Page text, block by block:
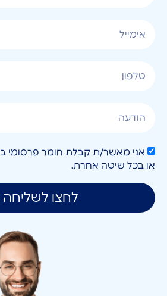
או בכל שיטה אחרת.
לחצו לשליחה